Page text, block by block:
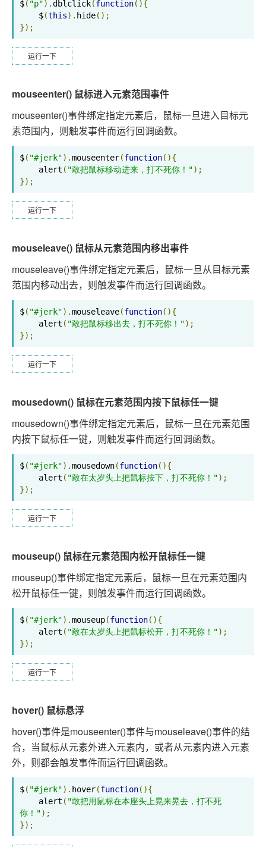
$( "p").dblclick(function(){
    $
(this). hide();
});
运行一下
mouseenter() 鼠标进入元素范围事件
mouseenter()事件绑定指定元素后，鼠标一旦进入目标元
素范围内，则触发事件而运行回调函数。
$( "#jerk").mouseenter(function(){
    alert
( "敢把鼠标移动进来，打不死你！");
});
运行一下
mouseleave() 鼠标从元素范围内移出事件
mouseleave()事件绑定指定元素后，鼠标一旦从目标元素
范围内移动出去，则触发事件而运行回调函数。
$( "#jerk").mouseleave(function(){
    alert
( "敢把鼠标移出去，打不死你！");
});
运行一下
mousedown() 鼠标在元素范围内按下鼠标任一键
mousedown()事件绑定指定元素后，鼠标一旦在元素范围
内按下鼠标任一键，则触发事件而运行回调函数。
$( "#jerk").mousedown(function(){
    alert
( "敢在太岁头上把鼠标按下，打不死你！");
});
运行一下
mouseup() 鼠标在元素范围内松开鼠标任一键
mouseup()事件绑定指定元素后，鼠标一旦在元素范围内
松开鼠标任一键，则触发事件而运行回调函数。
$( "#jerk").mouseup(function(){
    alert
( "敢在太岁头上把鼠标松开，打不死你！");
});
运行一下
hover() 鼠标悬浮
hover()事件是mouseenter()事件与mouseleave()事件的结
合，当鼠标从元素外进入元素内，或者从元素内进入元素
外，则都会触发事件而运行回调函数。
$( "#jerk"). hover(function(){
    alert
( "敢把用鼠标在本座头上晃来晃去，打不死
你！");
});